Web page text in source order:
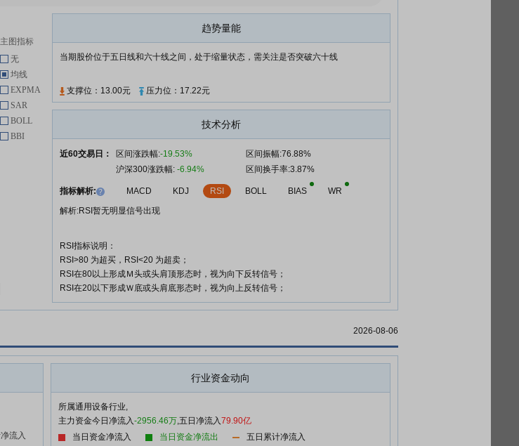
德马科技:德马科技2025年年度股
德马科技:关于江苏莫安迪科技有
限公司业绩承诺期届满资产减值测
试的专项审核报告
德马科技:德马科技2025年年度股
东会会议资料
德马科技:德马科技关于召开2025
年度暨2026年第一季度业绩说明
德马科技:德马科技2026年第一季
德马科技:德马科技独立董事2025
年度述职报告【张云】
查看更多
趋势量能
当期股价位于五日线和六十线之间，处于缩量状态，需关注是否突破六十线
支撑位：13.00元 压力位：17.22元
技术分析
近60交易日： 区间涨跌幅:-19.53%
区间振幅:76.88%
沪深300涨跌幅: -6.94% 区间换手率:3.87%
指标解析: MACD KDJ RSI BOLL BIAS
WR
解析:RSI暂无明显信号出现
RSI指标说明：
RSI>80 为超买，RSI<20 为超卖；
RSI在80以上形成Ｍ头或头肩顶形态时，视为向下反转信号；
RSI在20以下形成Ｗ底或头肩底形态时，视为向上反转信号；
主图指标
无
均线
EXPMA
SAR
BOLL
BBI
2026-08-06
行业资金动向
所属通用设备行业,
主力资金今日净流入-2956.46万,五日净流入79.90亿
当日资金净流入
当日资金净流出 五日累计净流入